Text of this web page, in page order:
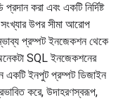
করা এবং একটি নির্দিষ্ট
সংখ্যার উপর সীমা আরোপ
প্রম্পট ইনজেকশন থেকে
SQL ইনজেকশনের
একটি ইনপুট প্রম্পট ডিজাইন
করে, উদাহরণস্বরূপ,